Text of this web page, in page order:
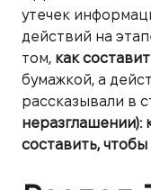
утечек
действий на
том, как
бумажкой, а
рассказывали в
неразглашении):
составить,